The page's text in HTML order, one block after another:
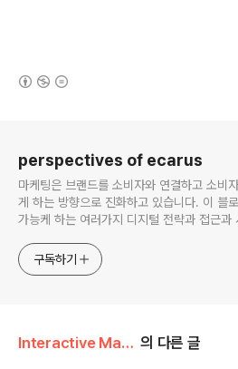
perspectives of ecarus
마케팅은 브랜드를 소비자와 연결하고 소비
게 하는 방향으로 진화하고 있습니다. 이 블
가능케 하는 여러가지 디지털 전략과 접근과
구독하기
Interactive Marketing/Direction 의 다른 글